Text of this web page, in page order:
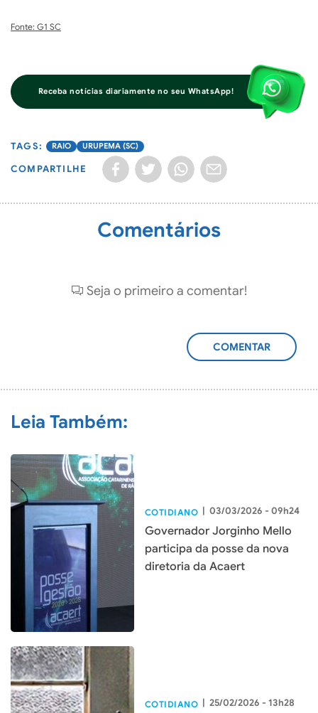
Fonte: G1 SC
Receba notícias diariamente no seu WhatsApp!
RAIO URUPEMA (SC)
COMPARTILHE
Comentários
Seja o primeiro a comentar!
ADICIONAR
Leia Também:
COTIDIANO | 03/03/2026 - 09h24
Governador Jorginho Mello
participa da posse da nova
diretoria da Acaert
COTIDIANO | 25/02/2026 - 13h28